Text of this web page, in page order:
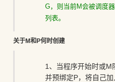
G，则当前M会被调度
列表。
关于M和P何时创建
1、当程序开始时或M
并预绑定P，将自己